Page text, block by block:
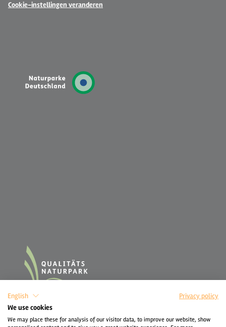
Cookie-instellingen veranderen
English
Privacy policy
We use cookies
We may place these for analysis of our visitor data, to improve our website, show